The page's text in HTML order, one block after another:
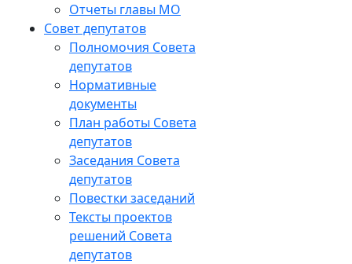
Отчеты главы МО
Совет депутатов
Полномочия Совета
депутатов
Нормативные
документы
План работы Совета
депутатов
Заседания Cовета
депутатов
Повестки заседаний
Тексты проектов
решений Совета
депутатов